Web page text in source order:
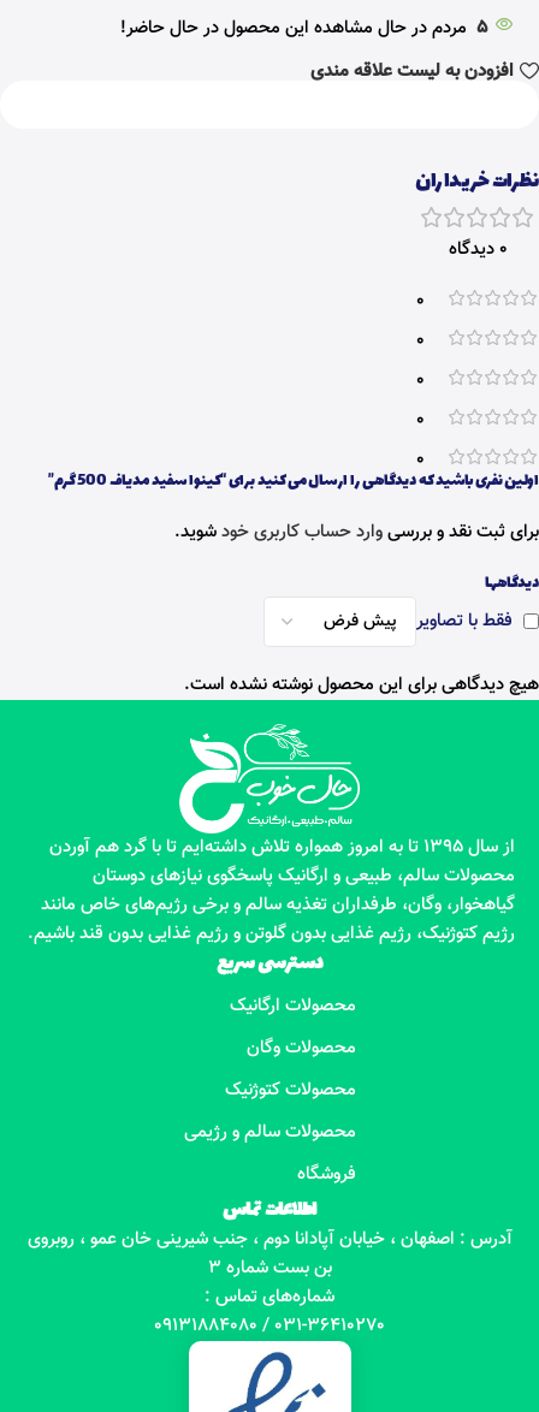
5 مردم در حال مشاهده این محصول در حال حاضر!
افزودن به لیست علاقه مندی
نظرات خریداران
0 دیدگاه
0
0
0
0
0
دیدگاهها
فقط با تصاویر
هیچ دیدگاهی برای این محصول نوشته نشده است.
اولین نفری باشید که دیدگاهی را ارسال می کنید برای “کینوا سفید مدیاف 500 گرم”
برای ثبت نقد و بررسیوارد حساب کاربری خودشوید.
از سال 1395 تا به امروز همواره تلاش داشته‌ایم تا با گرد هم آوردن
محصولات سالم، طبیعی و ارگانیک پاسخگوی نیازهای دوستان
گیاهخوار، وگان، طرفداران تغذیه سالم و برخی رژیم‌های خاص مانند
رژیم کتوژنیک، رژیم غذایی بدون گلوتن و رژیم غذایی بدون قند باشیم.
دسترسی سریع
محصولات ارگانیک
محصولات وگان
محصولات کتوژنیک
محصولات سالم و رژیمی
فروشگاه
اطلاعات تماس
آدرس : اصفهان ، خیابان آپادانا دوم ، جنب شیرینی خان عمو ، روبروی
بن بست شماره 3
شماره‌های تماس :
031-36410270 / 09131884080